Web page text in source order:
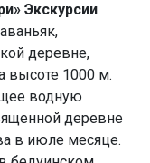
Экскурсии
деревне,
высоте 1000 м.
водную
деревне
в июле месяце.